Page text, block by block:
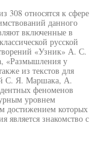
308 относятся к сфере
данного
включенные в
русской
«Узник» А. С.
«Размышления у
из текстов для
С. Я. Маршака, А.
феноменов
уровнем
достижением которых
является знакомство с